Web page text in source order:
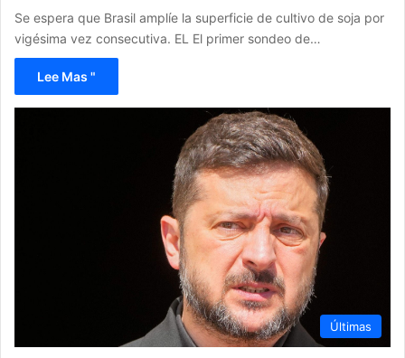
Se espera que Brasil amplíe la superficie de cultivo de soja por
vigésima vez consecutiva. EL El primer sondeo de…
Lee Mas "
Últimas